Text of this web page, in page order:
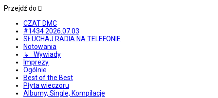
Przejdź do
CZAT DMC
#1434 2026.07.03
SŁUCHAJ RADIA NA TELEFONIE
Notowania
↳ Wywiady
Imprezy
Ogólnie
Best of the Best
Płyta wieczoru
Albumy, Single, Kompilacje